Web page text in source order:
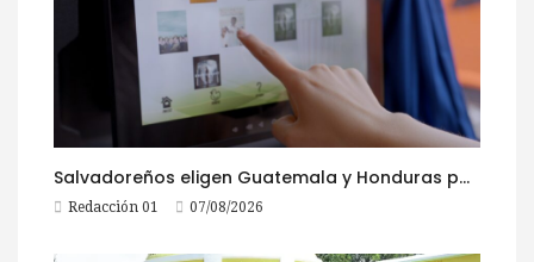
Salvadoreños eligen Guatemala y Honduras para viajar durante las Fiestas Agostinas
Redacción 01 07/08/2026